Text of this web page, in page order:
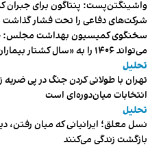
واشینگتن‌پست: پنتاگون برای جبران
شرکت‌های دفاعی را تحت فشار گذاشت
سخنگوی کمیسیون بهداشت مجلس:
می‌تواند ۱۴۰۶ را به «سال کشتار بیماران» تبدیل کند
تحلیل
تهران با طولانی کردن جنگ در پی ضربه
انتخابات میان‌دوره‌ای است
تحلیل
نسل معلق؛ ایرانیانی که میان رفتن،
بازگشت زندگی می‌کنند